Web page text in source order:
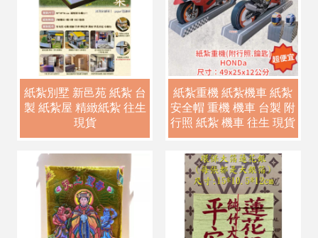
紙紮別墅 新邑苑 紙紮 台
製 紙紮屋 精緻紙紮 往生
現貨
紙紮重機 紙紮機車 紙紮
安全帽 重機 機車 台製 附
行照 紙紮 機車 往生 現貨